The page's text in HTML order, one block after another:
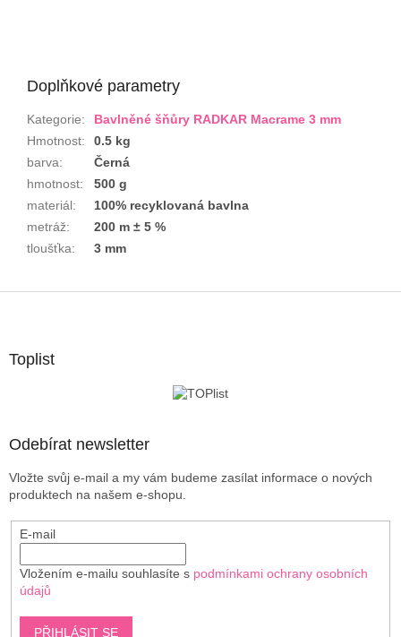
Doplňkové parametry
Kategorie:
Bavlněné šňůry RADKAR Macrame 3 mm
Hmotnost:
0.5 kg
barva:
Černá
hmotnost:
500 g
materiál:
100% recyklovaná bavlna
metráž:
200 m ± 5 %
tloušťka: 3 mm
Toplist
Odebírat newsletter
Vložte svůj e-mail a my vám budeme zasílat informace o nových
produktech na našem e-shopu.
E-mail
Vložením e-mailu souhlasíte s podmínkami ochrany osobních
údajů
PŘIHLÁSIT SE